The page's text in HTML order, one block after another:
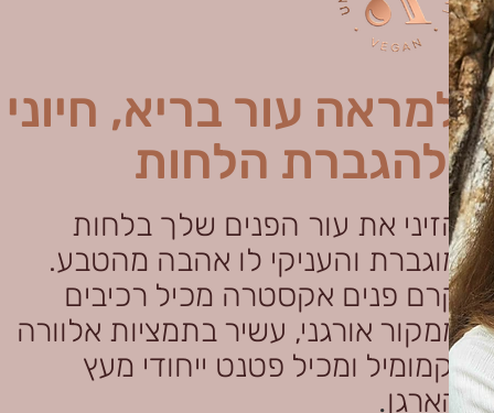
למראה עור בריא, חיוני
ולהגברת הלחות
הזיני את עור הפנים שלך בלחות
מוגברת והעניקי לו אהבה מהטבע.
קרם פנים אקסטרה מכיל רכיבים
ממקור אורגני, עשיר בתמציות אלוורה
וקמומיל ומכיל פטנט ייחודי מעץ
הארגן.